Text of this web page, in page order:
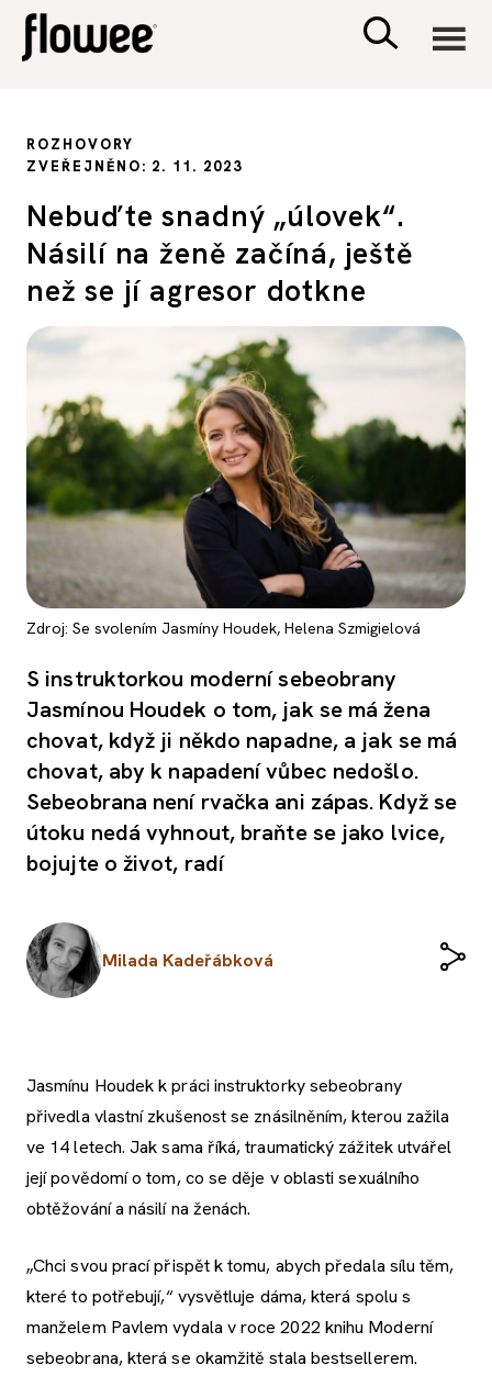
PSYCHOLOGIE
SEX A VZTAHY
PORADNA
ROZHOVORY
ZVEŘEJNĚNO: 2. 11. 2023
Nebuďte snadný „úlovek“.
Násilí na ženě začíná, ještě
než se jí agresor dotkne
Zdroj: Se svolením Jasmíny Houdek, Helena Szmigielová
S instruktorkou moderní sebeobrany
Jasmínou Houdek o tom, jak se má žena
chovat, když ji někdo napadne, a jak se má
chovat, aby k napadení vůbec nedošlo.
Sebeobrana není rvačka ani zápas. Když se
útoku nedá vyhnout, braňte se jako lvice,
bojujte o život, radí
Milada Kadeřábková
Jasmínu Houdek k práci instruktorky sebeobrany
přivedla vlastní zkušenost se znásilněním, kterou zažila
ve 14 letech. Jak sama říká, traumatický zážitek utvářel
její povědomí o tom, co se děje v oblasti sexuálního
obtěžování a násilí na ženách.
„Chci svou prací přispět k tomu, abych předala sílu těm,
které to potřebují,“ vysvětluje dáma, která spolu s
manželem Pavlem vydala v roce 2022 knihu Moderní
sebeobrana, která se okamžitě stala bestsellerem.